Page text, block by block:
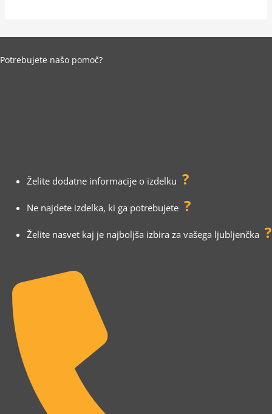
Potrebujete našo pomoč?
Želite dodatne informacije o izdelku ?
Ne najdete izdelka, ki ga potrebujete ?
Želite nasvet kaj je najboljša izbira za vašega ljubljenčka ?